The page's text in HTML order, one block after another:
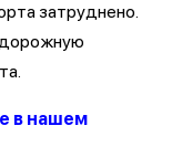
затруднено.
в нашем